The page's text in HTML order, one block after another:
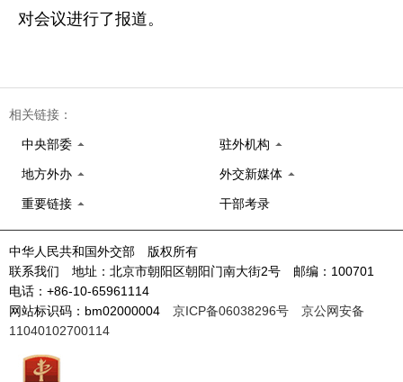
对会议进行了报道。
相关链接：
中央部委 驻外机构
地方外办 外交新媒体
重要链接 干部考录
中华人民共和国外交部 版权所有
联系我们 地址：北京市朝阳区朝阳门南大街2号 邮编：100701
电话：+86-10-65961114
网站标识码：bm02000004 京ICP备06038296号
京公网安备
11040102700114